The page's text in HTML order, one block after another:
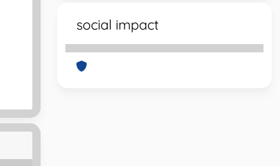
social impact